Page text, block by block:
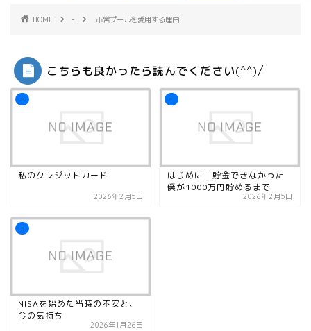
HOME - 市営プールを愛用する理由
こちらも良かったら読んでください(^^)/
-
私のクレジットカード
2026年2月5日
-
はじめに｜貯金できなかった
僕が1000万円貯めるまで
2026年2月5日
-
NISAを始めた当時の不安と、
今の気持ち
2026年1月26日